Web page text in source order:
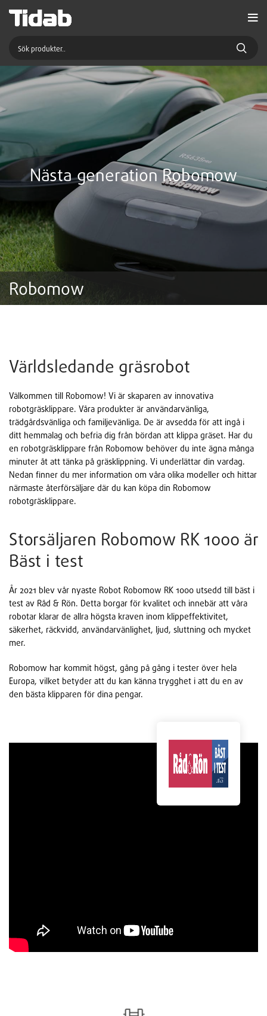
Nästa generation Robomow
Robomow
Världsledande gräsrobot
Välkommen till Robomow! Vi är skaparen av innovativa
robotgräsklippare. Våra produkter är användarvänliga,
trädgårdsvänliga och familjevänliga. De är avsedda för att ingå i
ditt hemmalag och befria dig från bördan att klippa gräset. Har du
en robotgräsklippare från Robomow behöver du inte ägna många
minuter åt att tänka på gräsklippning. Vi underlättar din vardag.
Nedan finner du mer information om våra olika modeller och hittar
närmaste återförsäljare där du kan köpa din Robomow
robotgräsklippare.
Storsäljaren Robomow RK 1000 är
Bäst i test
År 2021 blev vår nyaste Robot Robomow RK 1000 utsedd till bäst i
test av Råd & Rön. Detta borgar för kvalitet och innebär att våra
robotar klarar de allra högsta kraven inom klippeffektivitet,
säkerhet, räckvidd, användarvänlighet, ljud, sluttning och mycket
mer.
Robomow har kommit högst, gång på gång i tester över hela
Europa, vilket betyder att du kan känna trygghet i att du en av
den bästa klipparen för dina pengar.